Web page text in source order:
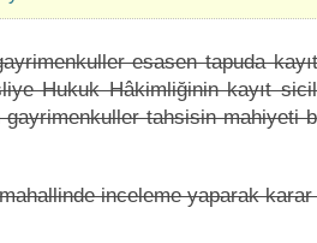
esasen tapuda
Hukuk Hâkimliğinin kayıt
tahsisin mahiyeti
inceleme yaparak